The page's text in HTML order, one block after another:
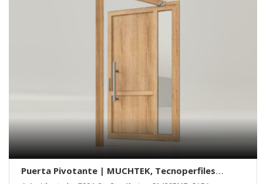
Puerta Pivotante | MUCHTEK, Tecnoperfiles